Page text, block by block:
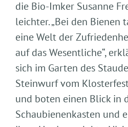
die Bio-Imker Susanne
leichter. „Bei den Bienen
eine Welt der
auf das Wesentliche“,
sich im Garten des
Steinwurf vom
und boten einen Blick in
Schaubienenkasten und